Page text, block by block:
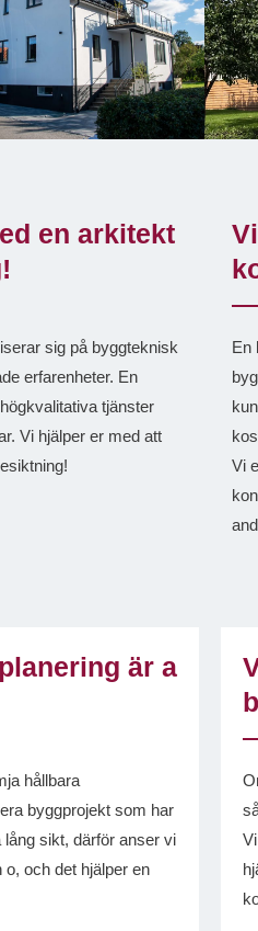
en arkitekt
sig på byggteknisk
erfarenheter. En
tjänster
Vi hjälper er med att
En
Vi
är a
hållbara
byggprojekt som har
sikt, därför anser vi
och det hjälper en